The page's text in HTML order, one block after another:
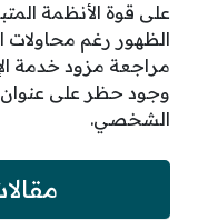
على قوة الأنظمة
الظهور رغم محاولات
مراجعة مزود خدمة
وجود حظر على
الشخصي.